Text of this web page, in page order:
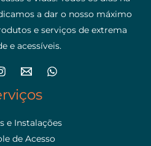
a dar o nosso máximo
e serviços de extrema
e acessíveis.
e Instalações
de Acesso